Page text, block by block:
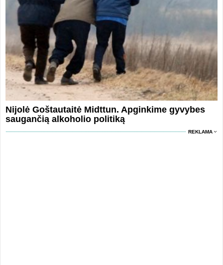
Nijolė Goštautaitė Midttun. Apginkime gyvybes
saugančią alkoholio politiką
REKLAMA